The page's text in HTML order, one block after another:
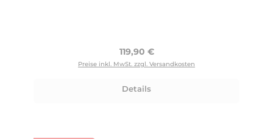
Regulärer Preis:
119,90 €
Preise inkl. MwSt. zzgl. Versandkosten
Details